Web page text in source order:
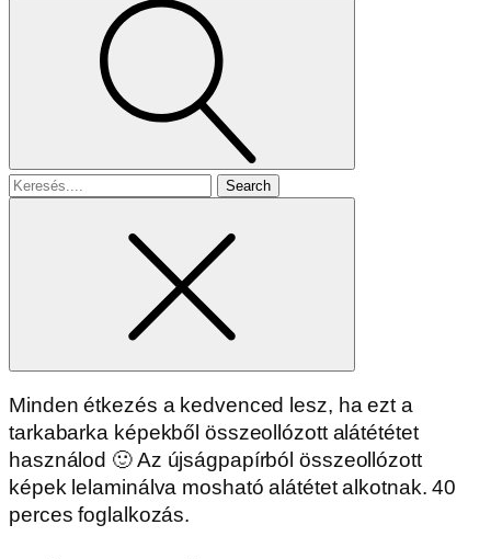
Search
Minden étkezés a kedvenced lesz, ha ezt a
tarkabarka képekből összeollózott alátététet
használod 🙂 Az újságpapírból összeollózott
képek lelaminálva mosható alátétet alkotnak. 40
perces foglalkozás.